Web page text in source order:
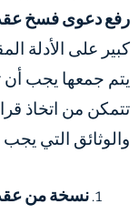
رفع دعوى فسخ
كبير على الأدلة
يتم جمعها يجب
تتمكن من اتخاذ
والوثائق التي يجب
نسخة من عقد